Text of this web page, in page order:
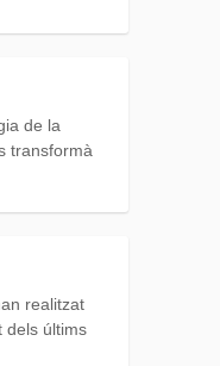
de la
transformà
realitzat
dels últims